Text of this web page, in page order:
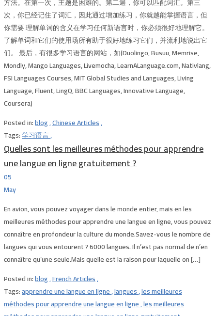
次，你已经记住了词汇，因此通过增加练习，你就越能掌握语言，但
你需要 理解单词的含义在学习任何新语言时，你必须很好地理解它。
了解单词和它们的使用场所有助于很好地练习它们，并流利地说出它
们。 最后，有很多学习语言的网站，如(Duolingo, Busuu, Memrise,
Mondly, Mango Languages, Livemocha, LearnALanguage.com, Nativlang,
FSI Languages Courses, MIT Global Studies and Languages, Living
Language, Fluent, LingQ, BBC Languages, Innovative Language,
Coursera)
Posted in:blog,Chinese Articles,
Tags:学习语言,
Quelles sont les meilleures méthodes pour apprendre
une langue en ligne gratuitement ?
05
May
En avion, vous pouvez voyager dans le monde entier, mais en les
meilleures méthodes pour apprendre une langue en ligne, vous pouvez
connaître en profondeur la culture du monde.Savez-vous le nombre de
langues qui vous entourent ? 6000 langues. Il n’est pas normal de n’en
connaître qu’une seule.Mais quelle est la raison pour laquelle on […]
Posted in:blog,French Articles,
Tags:apprendre une langue en ligne,langues,les meilleures
méthodes pour apprendre une langue en ligne,les meilleures